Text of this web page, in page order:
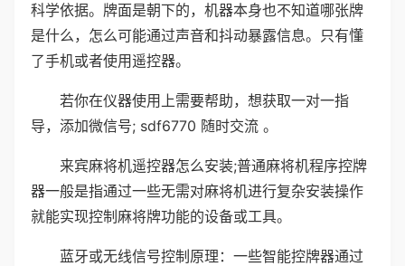
科学依据。牌面是朝下的，机器本身也不知道哪张牌
是什么，怎么可能通过声音和抖动暴露信息。只有懂
了手机或者使用遥控器。
若你在仪器使用上需要帮助，想获取一对一指
导，添加微信号; sdf6770 随时交流 。
来宾麻将机遥控器怎么安装;普通麻将机程序控牌
器一般是指通过一些无需对麻将机进行复杂安装操作
就能实现控制麻将牌功能的设备或工具。
蓝牙或无线信号控制原理：一些智能控牌器通过